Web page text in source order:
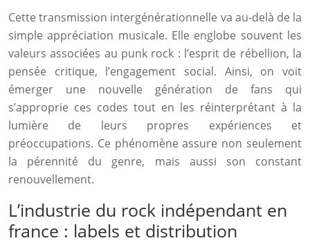
Cette transmission intergénérationnelle va au-delà de la
simple appréciation musicale. Elle englobe souvent les
valeurs associées au punk rock : l’esprit de rébellion, la
pensée critique, l’engagement social. Ainsi, on voit
émerger une nouvelle génération de fans qui
s’approprie ces codes tout en les réinterprétant à la
lumière de leurs propres expériences et
préoccupations. Ce phénomène assure non seulement
la pérennité du genre, mais aussi son constant
renouvellement.
L’industrie du rock indépendant en
france : labels et distribution